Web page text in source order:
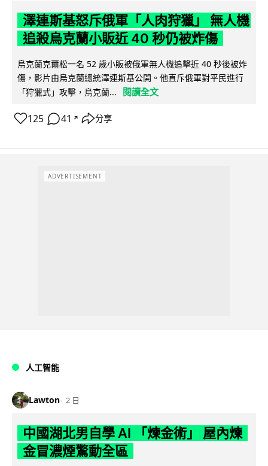
澤連斯基怒斥俄軍「人肉狩獵」 無人機
追殺烏克蘭小販近 40 秒仍被炸傷
烏克蘭克爾松一名 52 歲小販被俄軍無人機追擊近 40 秒後被炸
傷，影片由烏克蘭總統澤連斯基公開。他直斥俄軍對平民進行
「狩獵式」攻擊，烏克蘭...
閱讀全文
125 41 ↗ 分享
ADVERTISEMENT
人工智能
Lawton 2 日
中國湖北男自學 AI 「煉金術」 屋內煉
金冒濃煙驚動全區